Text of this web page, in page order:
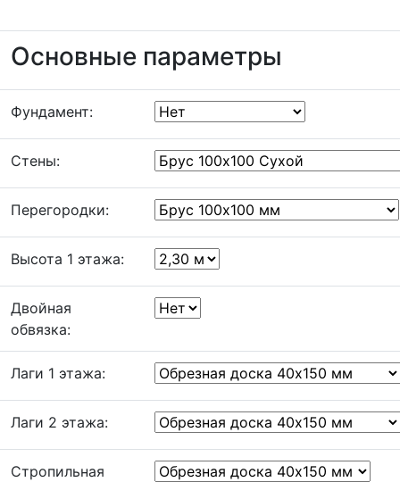
Основные параметры
Фундамент:
Стены:
Перегородки:
Высота 1 этажа:
Двойная
обвязка:
Лаги 1 этажа:
Лаги 2 этажа:
Стропильная